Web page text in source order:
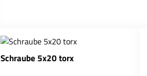
Schraube 5x20 torx